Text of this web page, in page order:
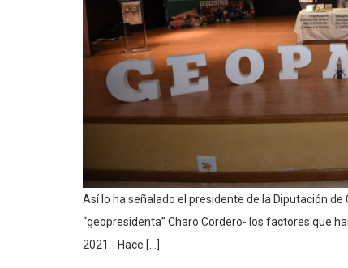
Así lo ha señalado el presidente de la Diputación
“geopresidenta” Charo Cordero- los factores que
2021.- Hace […]